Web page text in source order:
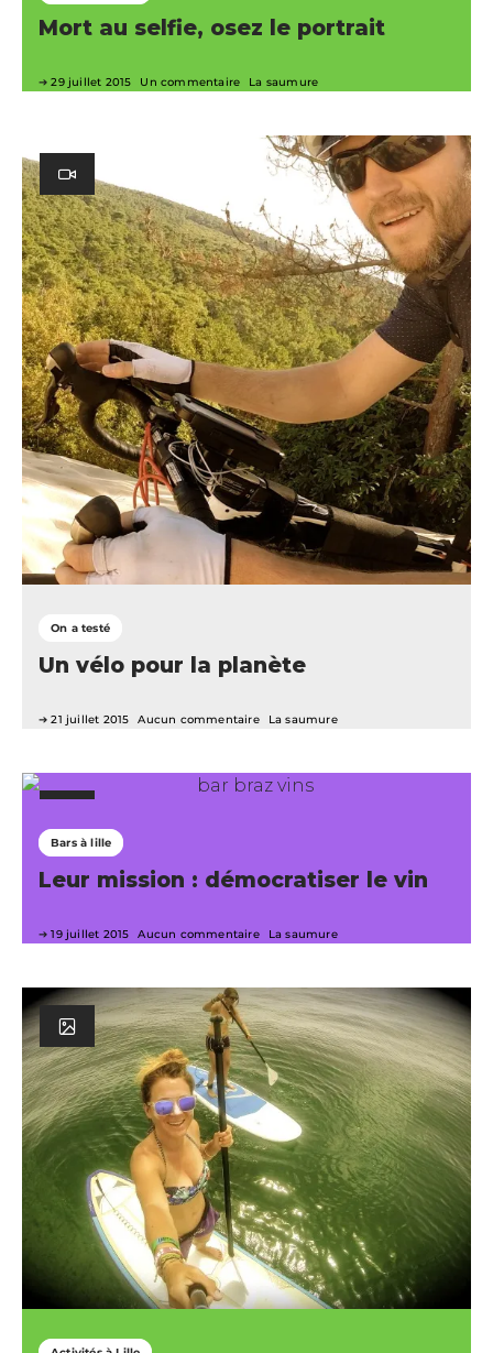
Mort au selfie, osez le portrait
29 juillet 2015 Un commentaire La saumure
On a testé
Un vélo pour la planète
21 juillet 2015 Aucun commentaire La saumure
Bars à lille
Leur mission : démocratiser le vin
19 juillet 2015 Aucun commentaire La saumure